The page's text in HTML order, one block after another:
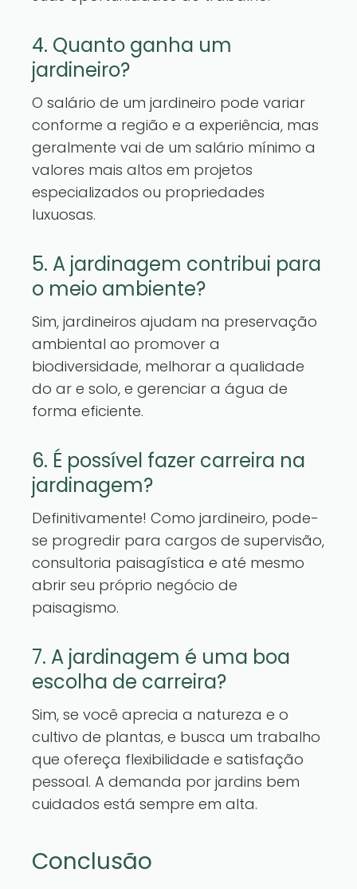
4. Quanto ganha um
jardineiro?
O salário de um jardineiro pode variar
conforme a região e a experiência, mas
geralmente vai de um salário mínimo a
valores mais altos em projetos
especializados ou propriedades
luxuosas.
5. A jardinagem contribui para
o meio ambiente?
Sim, jardineiros ajudam na preservação
ambiental ao promover a
biodiversidade, melhorar a qualidade
do ar e solo, e gerenciar a água de
forma eficiente.
6. É possível fazer carreira na
jardinagem?
Definitivamente! Como jardineiro, pode-
se progredir para cargos de supervisão,
consultoria paisagística e até mesmo
abrir seu próprio negócio de
paisagismo.
7. A jardinagem é uma boa
escolha de carreira?
Sim, se você aprecia a natureza e o
cultivo de plantas, e busca um trabalho
que ofereça flexibilidade e satisfação
pessoal. A demanda por jardins bem
cuidados está sempre em alta.
Conclusão